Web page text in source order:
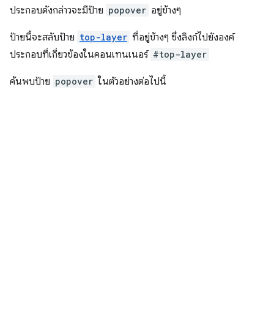
ประกอบดังกล่าวจะมีป้าย popover อยู่ข้างๆ
ป้ายนี้จะสลับป้าย top-layer ที่อยู่ข้างๆ ซึ่งลิงก์ไปยังองค์
ประกอบที่เกี่ยวข้องในคอนเทนเนอร์ #top-layer
ค้นพบป้าย popover ในตัวอย่างต่อไปนี้